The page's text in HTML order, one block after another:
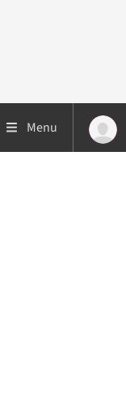
Menu